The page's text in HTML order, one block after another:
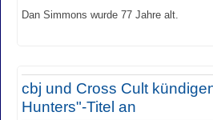
Dan Simmons wurde 77 Jahre alt.
cbj und Cross Cult
Hunters"-Titel an